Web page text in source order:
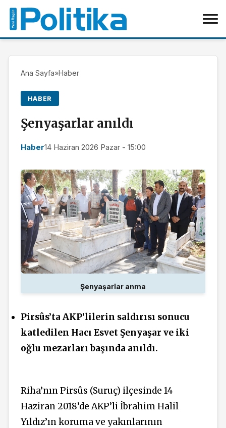
Ana Sayfa»Haber
HABER
Şenyaşarlar anıldı
Haber14 Haziran 2026 Pazar - 15:00
Şenyaşarlar anma
Pirsûs’ta AKP’lilerin saldırısı sonucu
katledilen Hacı Esvet Şenyaşar ve iki
oğlu mezarları başında anıldı.
Riha’nın Pirsûs (Suruç) ilçesinde 14
Haziran 2018’de AKP’li İbrahim Halil
Yıldız’ın koruma ve yakınlarının